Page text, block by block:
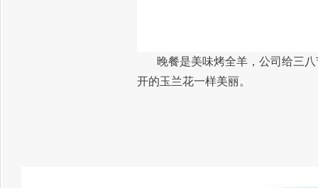
晚餐是美味烤全羊，公司给三
开的玉兰花一样美丽。